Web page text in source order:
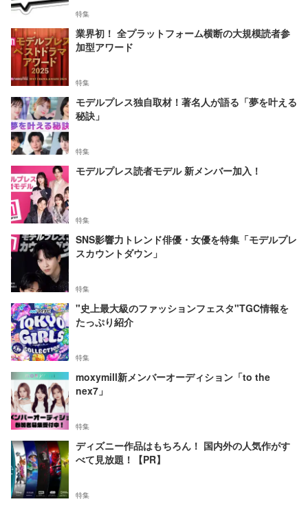
特集
業界初！ 全プラットフォーム横断の大規模読者参
加型アワード
特集
モデルプレス独自取材！著名人が語る「夢を叶える
秘訣」
特集
モデルプレス読者モデル 新メンバー加入！
特集
SNS影響力トレンド俳優・女優を特集「モデルプレ
スカウントダウン」
特集
"史上最大級のファッションフェスタ"TGC情報を
たっぷり紹介
特集
moxymill新メンバーオーディション「to the
nex7」
特集
ディズニー作品はもちろん！ 国内外の人気作がす
べて見放題！【PR】
特集